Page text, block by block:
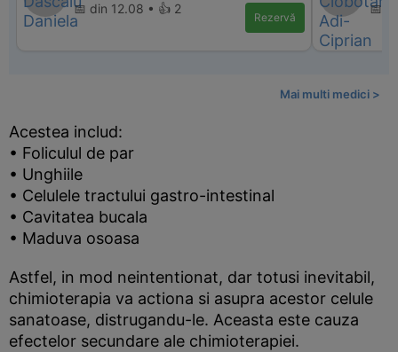
📅 din 12.08 • 👍 2
Rezervă
📅
Mai multi medici >
Acestea includ:
• Foliculul de par
• Unghiile
• Celulele tractului gastro-intestinal
• Cavitatea bucala
• Maduva osoasa
Astfel, in mod neintentionat, dar totusi inevitabil,
chimioterapia va actiona si asupra acestor celule
sanatoase, distrugandu-le. Aceasta este cauza
efectelor secundare ale chimioterapiei.